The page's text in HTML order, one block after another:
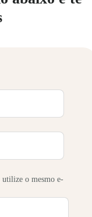
utilize o mesmo e-